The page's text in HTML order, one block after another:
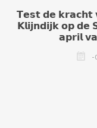
𝗧𝗲𝘀𝘁 𝗱𝗲 𝗸𝗿𝗮𝗰𝗵𝘁
𝗞𝗹𝗶𝗷𝗻𝗱𝗶𝗷𝗸 𝗼𝗽
𝗮𝗽𝗿𝗶𝗹
-